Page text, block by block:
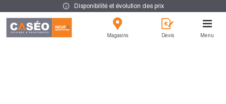
Disponibilité et évolution des prix
Magasins Devis Menu